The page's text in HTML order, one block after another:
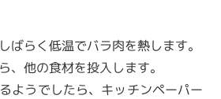
ばらく低温でバラ肉を熱します。
、他の食材を投入します。
ようでしたら、キッチンペーパー